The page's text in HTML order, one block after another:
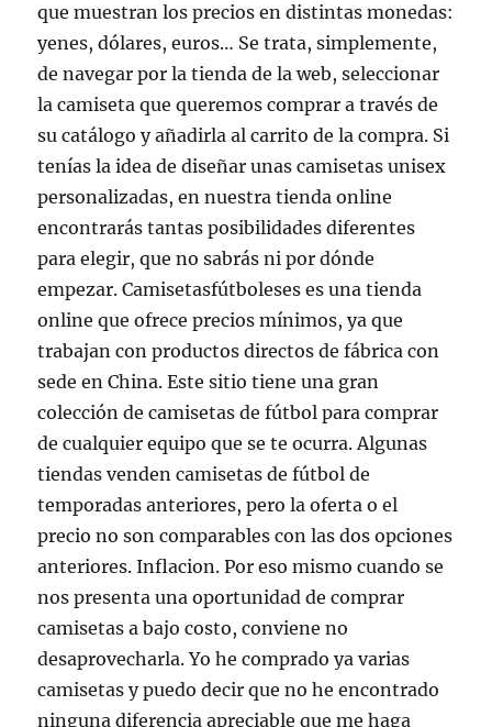
que muestran los precios en distintas monedas:
yenes, dólares, euros… Se trata, simplemente,
de navegar por la tienda de la web, seleccionar
la camiseta que queremos comprar a través de
su catálogo y añadirla al carrito de la compra. Si
tenías la idea de diseñar unas camisetas unisex
personalizadas, en nuestra tienda online
encontrarás tantas posibilidades diferentes
para elegir, que no sabrás ni por dónde
empezar. Camisetasfútboleses es una tienda
online que ofrece precios mínimos, ya que
trabajan con productos directos de fábrica con
sede en China. Este sitio tiene una gran
colección de camisetas de fútbol para comprar
de cualquier equipo que se te ocurra. Algunas
tiendas venden camisetas de fútbol de
temporadas anteriores, pero la oferta o el
precio no son comparables con las dos opciones
anteriores. Inflacion. Por eso mismo cuando se
nos presenta una oportunidad de comprar
camisetas a bajo costo, conviene no
desaprovecharla. Yo he comprado ya varias
camisetas y puedo decir que no he encontrado
ninguna diferencia apreciable que me haga